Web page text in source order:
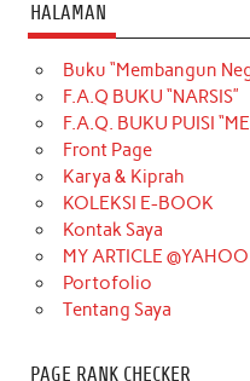
HALAMAN
Buku “Membangun
F.A.Q BUKU “NARSIS”
F.A.Q. BUKU PUISI
Front Page
Karya & Kiprah
KOLEKSI E-BOOK
Kontak Saya
MY ARTICLE
Portofolio
Tentang Saya
PAGE RANK CHECKER